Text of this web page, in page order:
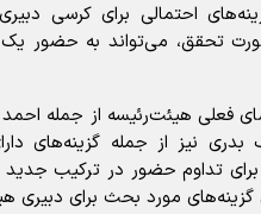
احتمالی برای کرسی
تحقق، می‌تواند به حضور یک
فعلی هیئت‌رئیسه از جمله احمد
بدری نیز از جمله گزینه‌های
برای تداوم حضور در ترکیب
گزینه‌های مورد بحث برای دبیری